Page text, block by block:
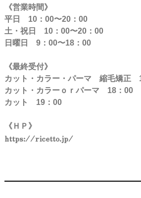
《営業時間》
平日 10：00〜20：00
土・祝日 10：00〜20：00
日曜日 9：00〜18：00
《最終受付》
カット・カラー・パーマ 縮毛矯正
カット・カラーｏｒパーマ 18：00
カット 19：00
《ＨＰ》
https://ricetto.jp/